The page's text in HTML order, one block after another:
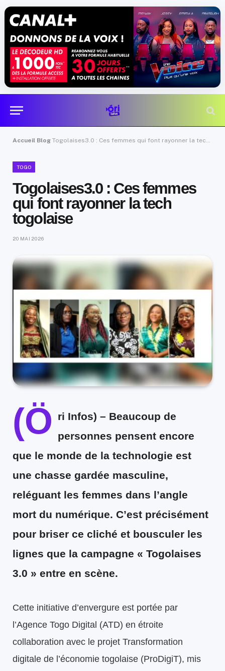
Accueil Blog Togolaises3.0 : Ces femmes qui font rayonner la tech togolaise
TOGO
Togolaises3.0 : Ces femmes
qui font rayonner la tech
togolaise
20 MAI 2026
(Ö ri Infos) – Beaucoup de
personnes pensent encore
que le monde de la technologie est
une chasse gardée masculine,
reléguant les femmes dans l’angle
mort du numérique. C’est précisément
pour briser ce cliché et bousculer les
lignes que la campagne « Togolaises
3.0 » entre en scène.
Cette initiative d’envergure est portée par
l’Agence Togo Digital (ATD) en étroite
collaboration avec le projet Transformation
digitale de l’économie togolaise (ProDigiT), mis